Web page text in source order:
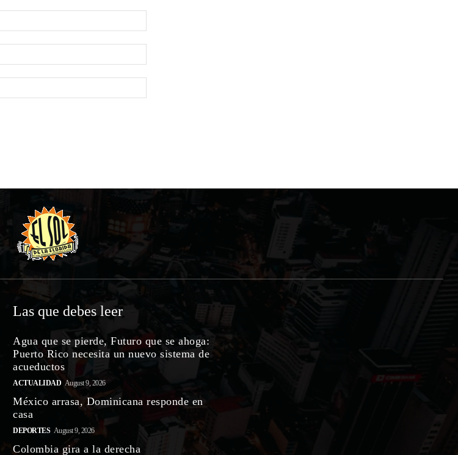
Las que debes leer
Agua que se pierde, Futuro que se ahoga:
Puerto Rico necesita un nuevo sistema de
acueductos
ACTUALIDAD August 9, 2026
México arrasa, Dominicana responde en
casa
DEPORTES August 9, 2026
Colombia gira a la derecha